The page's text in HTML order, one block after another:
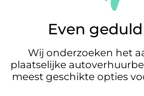
Even
Wij onderzoeken het
plaatselijke
meest geschikte opties